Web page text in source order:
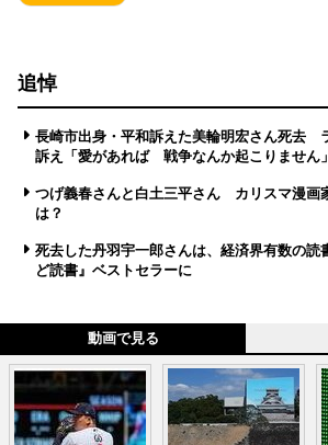
追悼
長崎市出身・平和訴えた美輪明宏さん死去
訴え「愛があれば 戦争なんか起こりません」
つげ義春さんと白土三平さん カリスマ漫画
は？
死去した丹羽宇一郎さんは、経済界有数の
ど読書』ベストセラーに
動画で見る